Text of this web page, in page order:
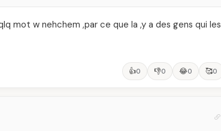
mot w nehchem ,par ce que la ,y a des gens qui les
👍0 👎0 😂0 🥰0